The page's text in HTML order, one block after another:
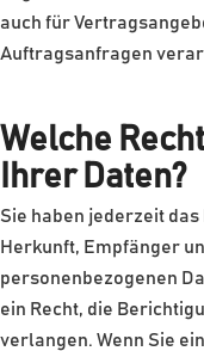
auch für
Auftragsanfragen
Welche
Ihrer Daten?
Sie haben jederzeit
Herkunft, Empfänger
personenbezogenen
ein Recht, die
verlangen. Wenn Sie